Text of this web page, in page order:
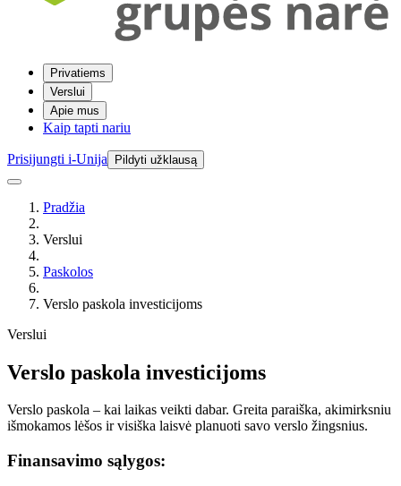
Privatiems
Verslui
Apie mus
Kaip tapti nariu
Prisijungti i-Unija Pildyti užklausą
Pradžia
Verslui
Paskolos
Verslo paskola investicijoms
Verslui
Verslo paskola investicijoms
Verslo paskola – kai laikas veikti dabar. Greita paraiška, akimirksniu
išmokamos lėšos ir visiška laisvė planuoti savo verslo žingsnius.
Finansavimo sąlygos: